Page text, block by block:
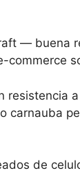
— buena
commerce
resistencia
carnauba
de